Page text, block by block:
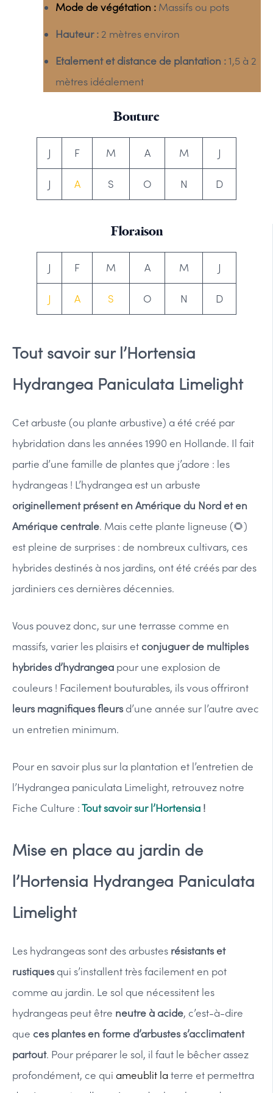
Mode de végétation : Massifs ou pots
Hauteur : 2 mètres environ
Etalement et distance de plantation :1,5 à 2
mètres idéalement
Bouture
J F M A M J
J A S O N D
Floraison
J F M A M J
J A S O N D
Tout savoir sur l’Hortensia
Hydrangea Paniculata Limelight
Cet arbuste (ou plante arbustive) a été créé par
hybridation dans les années 1990 en Hollande. Il fait
partie d’une famille de plantes que j’adore : les
hydrangeas ! L’hydrangea est un arbuste
originellement présent en Amérique du Nord et en
Amérique centrale. Mais cette plante ligneuse (🌻)
est pleine de surprises : de nombreux cultivars, ces
hybrides destinés à nos jardins, ont été créés par des
jardiniers ces dernières décennies.
Vous pouvez donc, sur une terrasse comme en
massifs, varier les plaisirs etconjuguer de multiples
hybrides d’hydrangea pour une explosion de
couleurs ! Facilement bouturables, ils vous offriront
leurs magnifiques fleursd’une année sur l’autre avec
un entretien minimum.
Pour en savoir plus sur la plantation et l’entretien de
l’Hydrangea paniculata Limelight, retrouvez notre
Fiche Culture :Tout savoir sur l’Hortensia !
Mise en place au jardin de
l’Hortensia Hydrangea Paniculata
Limelight
Les hydrangeas sont des arbustes résistants et
rustiquesqui s’installent très facilement en pot
comme au jardin. Le sol que nécessitent les
hydrangeas peut être neutre à acide, c’est-à-dire
que ces plantes en forme d’arbustes s’acclimatent
partout. Pour préparer le sol, il faut le bêcher assez
profondément, ce qui ameublit la terre et permettra